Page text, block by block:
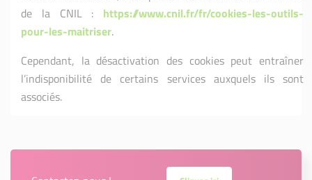
de la CNIL : https://www.cnil.fr/fr/cookies-les-outils-
pour-les-maitriser.
Cependant, la désactivation des cookies peut entraîner
l’indisponibilité de certains services auxquels ils sont
associés.